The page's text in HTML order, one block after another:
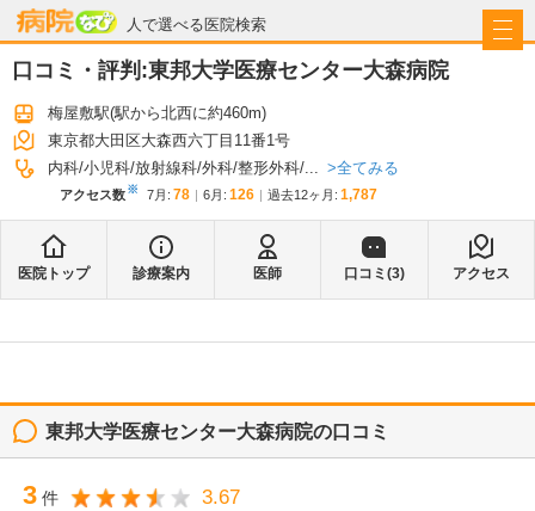
人で選べる医院検索
病院なび
口コミ・評判:東邦大学医療センター大森病院
梅屋敷駅(駅から北西に約460m)
東京都大田区大森西六丁目11番1号
内科 小児科 放射線科 外科 整形外科 ... 全てみる
アクセス数※ 7月 : 78 6月 : 126 過去12ヶ月: 1,787
医院トップ 診療案内 医師 口コミ(3) アクセス
東邦大学医療センター大森病院の口コミ
3 件 3.67